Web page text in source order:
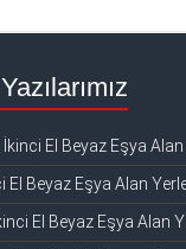
El Beyaz Eşya
El Beyaz Eşya Alan
El Beyaz Eşya Alan